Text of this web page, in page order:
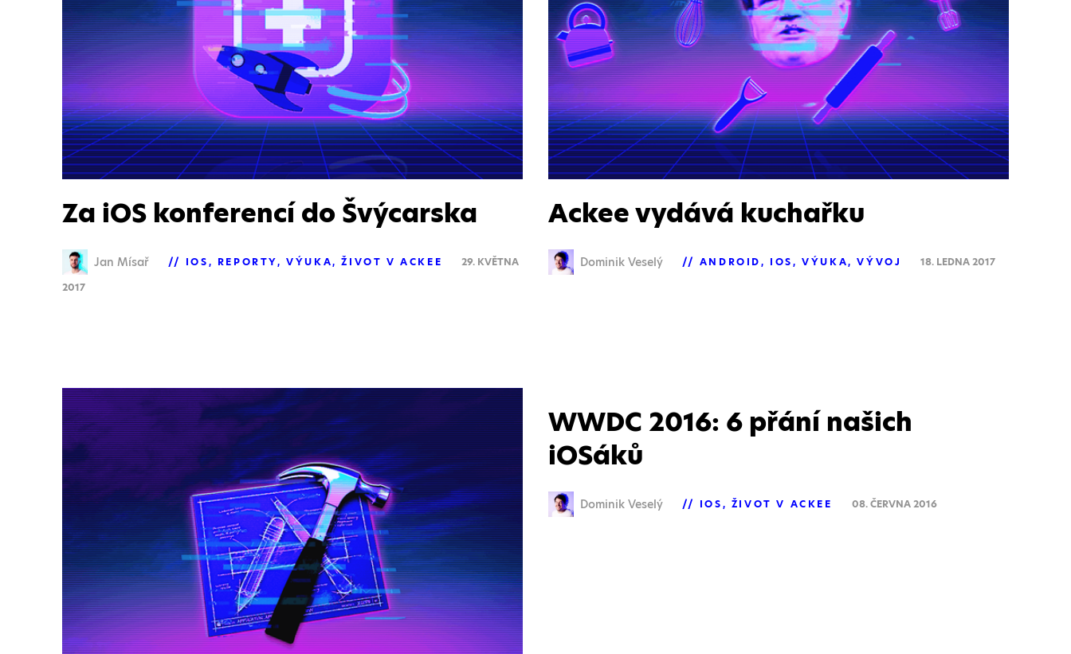
Za iOS konferencí do Švýcarska
Jan Mísař IOS REPORTY VÝUKA ŽIVOT V ACKEE
29. KVĚTNA
2017
Ackee vydává kuchařku
Dominik Veselý ANDROID IOS VÝUKA VÝVOJ 18. LEDNA 2017
WWDC 2016: 6 přání našich
iOSáků
Dominik Veselý IOS ŽIVOT V ACKEE 08. ČERVNA 2016